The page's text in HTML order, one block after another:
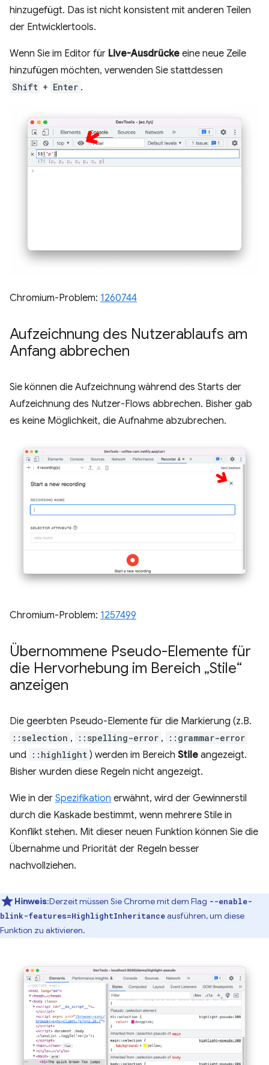
hinzugefügt. Das ist nicht konsistent mit anderen Teilen
der Entwicklertools.
Wenn Sie im Editor für Live-Ausdrücke eine neue Zeile
hinzufügen möchten, verwenden Sie stattdessen
Shift + Enter .
Chromium-Problem: 1260744
Aufzeichnung des Nutzerablaufs am
Anfang abbrechen
Sie können die Aufzeichnung während des Starts der
Aufzeichnung des Nutzer-Flows abbrechen. Bisher gab
es keine Möglichkeit, die Aufnahme abzubrechen.
Chromium-Problem: 1257499
Übernommene Pseudo-Elemente für
die Hervorhebung im Bereich „Stile“
anzeigen
Die geerbten Pseudo-Elemente für die Markierung (z.B.
::selection , ::spelling-error , ::grammar-error
und ::highlight ) werden im Bereich Stile angezeigt.
Bisher wurden diese Regeln nicht angezeigt.
Wie in der Spezifikation erwähnt, wird der Gewinnerstil
durch die Kaskade bestimmt, wenn mehrere Stile in
Konflikt stehen. Mit dieser neuen Funktion können Sie die
Übernahme und Priorität der Regeln besser
nachvollziehen.
Hinweis:Derzeit müssen Sie Chrome mit dem Flag --enable-
blink-features=HighlightInheritanceausführen, um diese
Funktion zu aktivieren.